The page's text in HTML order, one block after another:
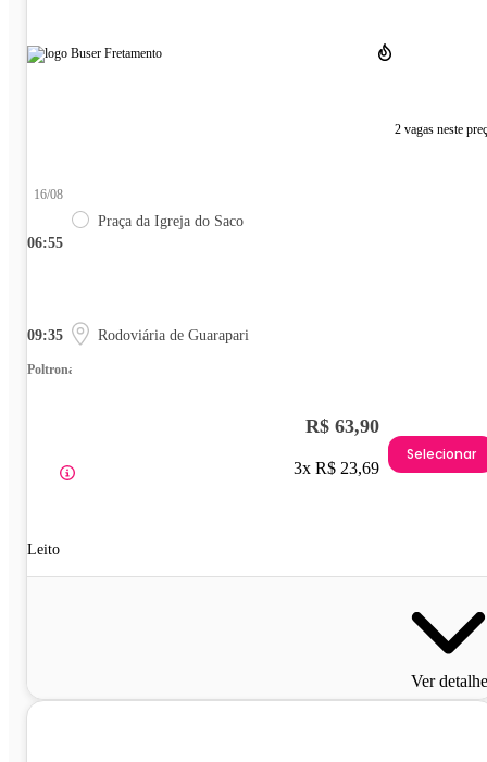
2 vagas neste
06:55
16/08
Praça da Igreja do Saco
09:35 Rodoviária de Guarapari
Poltrona
Leito
R$ 63,90
3x R$ 23,69
Selecionar
Ver